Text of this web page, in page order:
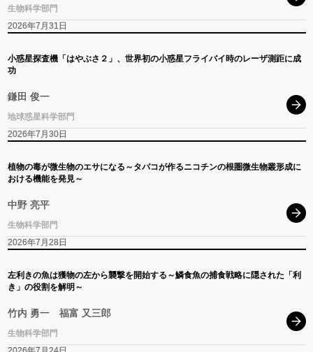
生物科学部門
2026年7月31日
小惑星探査機「はやぶさ ２」、 世界初の小惑星フライバイ時のレーザ測距に成
功
鎌田 俊一
地球惑星科学部門
2026年7月30日
植物の毒が微生物のエサになる ～ タバコが作るニコチンの根圏微生物叢形成に
おける機能を発見～
中野 亮平
生物科学部門
2026年7月28日
左利きの魚は獲物の左から襲撃を開始する ～鱗食魚の捕食戦略に隠された 「利
き」 の役割を解明 ～
竹内 勇一 福富 又三郎
生物科学部門